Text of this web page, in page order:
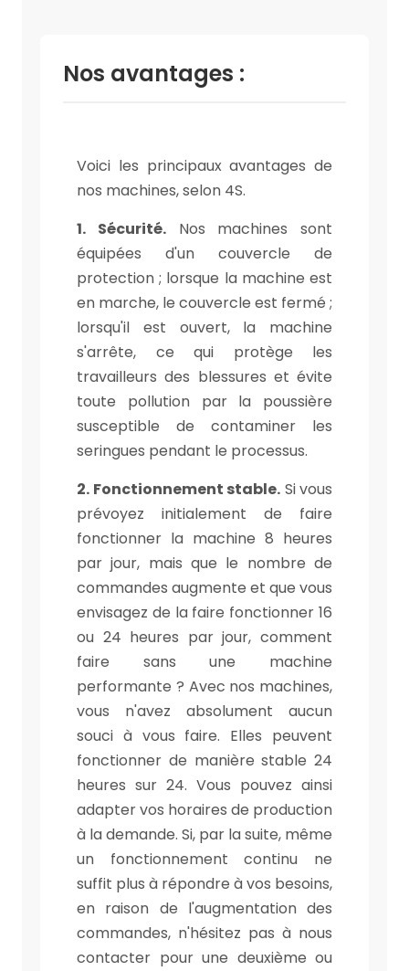
Nos avantages :
Voici les principaux avantages de
nos machines, selon 4S.
1. Sécurité.Nos machines sont
équipées d'un couvercle de
protection ; lorsque la machine est
en marche, le couvercle est fermé ;
lorsqu'il est ouvert, la machine
s'arrête, ce qui protège les
travailleurs des blessures et évite
toute pollution par la poussière
susceptible de contaminer les
seringues pendant le processus.
2. Fonctionnement stable. Si vous
prévoyez initialement de faire
fonctionner la machine 8 heures
par jour, mais que le nombre de
commandes augmente et que vous
envisagez de la faire fonctionner 16
ou 24 heures par jour, comment
faire sans une machine
performante ? Avec nos machines,
vous n'avez absolument aucun
souci à vous faire. Elles peuvent
fonctionner de manière stable 24
heures sur 24. Vous pouvez ainsi
adapter vos horaires de production
à la demande. Si, par la suite, même
un fonctionnement continu ne
suffit plus à répondre à vos besoins,
en raison de l'augmentation des
commandes, n'hésitez pas à nous
contacter pour une deuxième ou